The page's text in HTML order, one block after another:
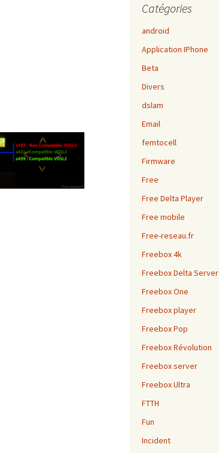
Catégories
android
Application IPhone
Beta
Divers
dslam
Email
femtocell
Firmware
Free
Free Delta Player
Free mobile
Free-reseau.fr
Freebox 4k
Freebox Delta Server
Freebox One
Freebox player
Freebox Pop
Freebox Révolution
Freebox server
Freebox Ultra
FTTH
Fun
Incident